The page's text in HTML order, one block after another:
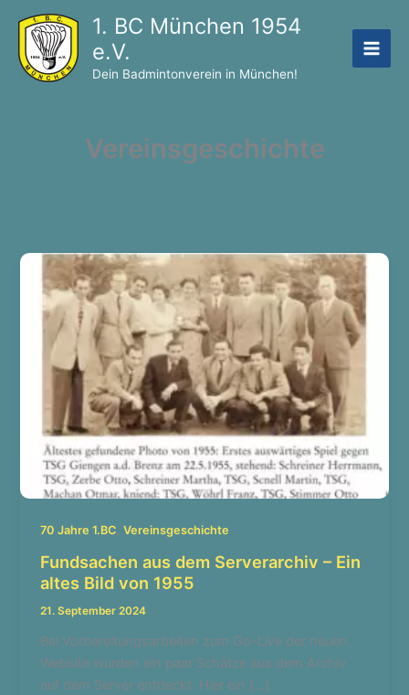
Inhalt
springen
1. BC München 1954
e.V.
Dein Badmintonverein in München!
Vereinsgeschichte
70 Jahre 1.BC,Vereinsgeschichte
Fundsachen aus dem Serverarchiv – Ein
altes Bild von 1955
21. September 2024
Bei Vorbereitungsarbeiten zum Go-Live der neuen
Website wurden ein paar Schätze aus dem Archiv
auf dem Server entdeckt. Hier ein […]